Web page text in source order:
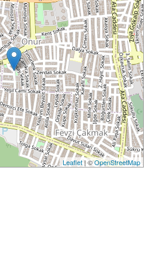
Leaflet| ©OpenStreetMap